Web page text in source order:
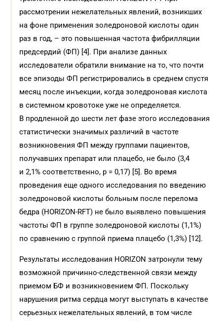
рассмотрении нежелательных явлений, возникших
на фоне применения золедроновой кислоты один
раз в год, – это повышенная частота фибрилляции
предсердий (ФП) [4]. При анализе данных
исследователи обратили внимание на то, что почти
все эпизоды ФП регистрировались в среднем спустя
месяц после инъекции, когда золедроновая кислота
в системном кровотоке уже не определяется.
В продленной до шести лет фазе этого исследования
статистически значимых различий в частоте
возникновения ФП между группами пациентов,
получавших препарат или плацебо, не было (3,4
и 2,1% соответственно, р = 0,17) [5]. Во время
проведения еще одного исследования по введению
золедроновой кислоты больным после перелома
бедра (HORIZON-RFT) не было выявлено повышения
частоты ФП в группе золедроновой кислоты (1,1%)
по сравнению с группой приема плацебо (1,3%) [12].
Результаты исследования HORIZON затронули тему
возможной причинно-следственной связи между
приемом БФ и возникновением ФП. Поскольку
нарушения ритма сердца могут выступать в качестве
серьезных нежелательных явлений, в том числе